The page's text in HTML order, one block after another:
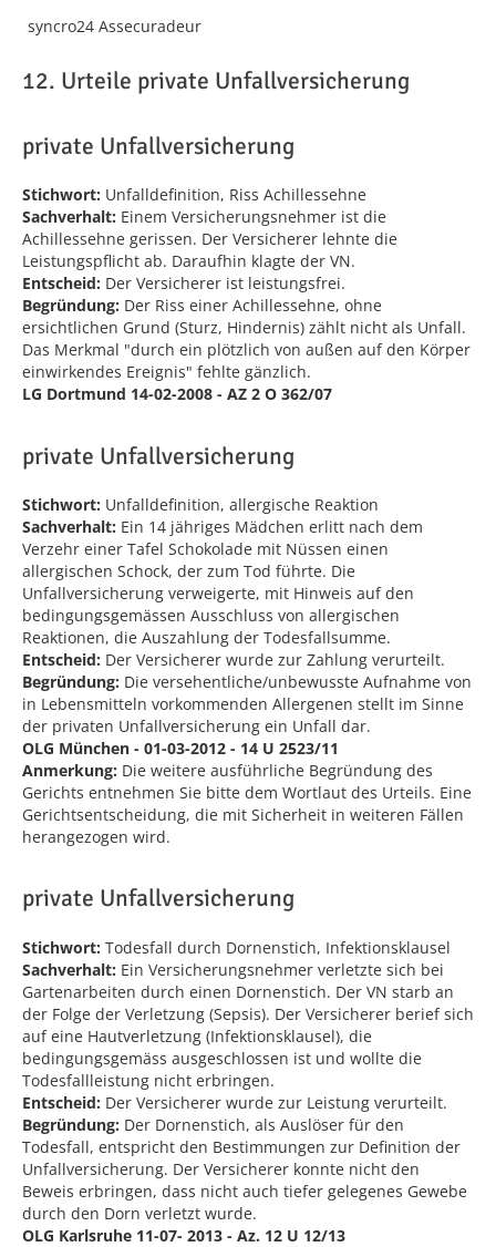
syncro24 Assecuradeur
12. Urteile private Unfallversicherung
private Unfallversicherung
Stichwort: Unfalldefinition, Riss Achillessehne
Sachverhalt: Einem Versicherungsnehmer ist die
Achillessehne gerissen. Der Versicherer lehnte die
Leistungspflicht ab. Daraufhin klagte der VN.
Entscheid: Der Versicherer ist leistungsfrei.
Begründung: Der Riss einer Achillessehne, ohne
ersichtlichen Grund (Sturz, Hindernis) zählt nicht als Unfall.
Das Merkmal "durch ein plötzlich von außen auf den Körper
einwirkendes Ereignis" fehlte gänzlich.
LG Dortmund 14-02-2008 - AZ 2 O 362/07
private Unfallversicherung
Stichwort: Unfalldefinition, allergische Reaktion
Sachverhalt: Ein 14 jähriges Mädchen erlitt nach dem
Verzehr einer Tafel Schokolade mit Nüssen einen
allergischen Schock, der zum Tod führte. Die
Unfallversicherung verweigerte, mit Hinweis auf den
bedingungsgemässen Ausschluss von allergischen
Reaktionen, die Auszahlung der Todesfallsumme.
Entscheid: Der Versicherer wurde zur Zahlung verurteilt.
Begründung: Die versehentliche/unbewusste Aufnahme von
in Lebensmitteln vorkommenden Allergenen stellt im Sinne
der privaten Unfallversicherung ein Unfall dar.
OLG München - 01-03-2012 - 14 U 2523/11
Anmerkung: Die weitere ausführliche Begründung des
Gerichts entnehmen Sie bitte dem Wortlaut des Urteils. Eine
Gerichtsentscheidung, die mit Sicherheit in weiteren Fällen
herangezogen wird.
private Unfallversicherung
Stichwort: Todesfall durch Dornenstich, Infektionsklausel
Sachverhalt: Ein Versicherungsnehmer verletzte sich bei
Gartenarbeiten durch einen Dornenstich. Der VN starb an
der Folge der Verletzung (Sepsis). Der Versicherer berief sich
auf eine Hautverletzung (Infektionsklausel), die
bedingungsgemäss ausgeschlossen ist und wollte die
Todesfallleistung nicht erbringen.
Entscheid: Der Versicherer wurde zur Leistung verurteilt.
Begründung: Der Dornenstich, als Auslöser für den
Todesfall, entspricht den Bestimmungen zur Definition der
Unfallversicherung. Der Versicherer konnte nicht den
Beweis erbringen, dass nicht auch tiefer gelegenes Gewebe
durch den Dorn verletzt wurde.
OLG Karlsruhe 11-07- 2013 - Az. 12 U 12/13